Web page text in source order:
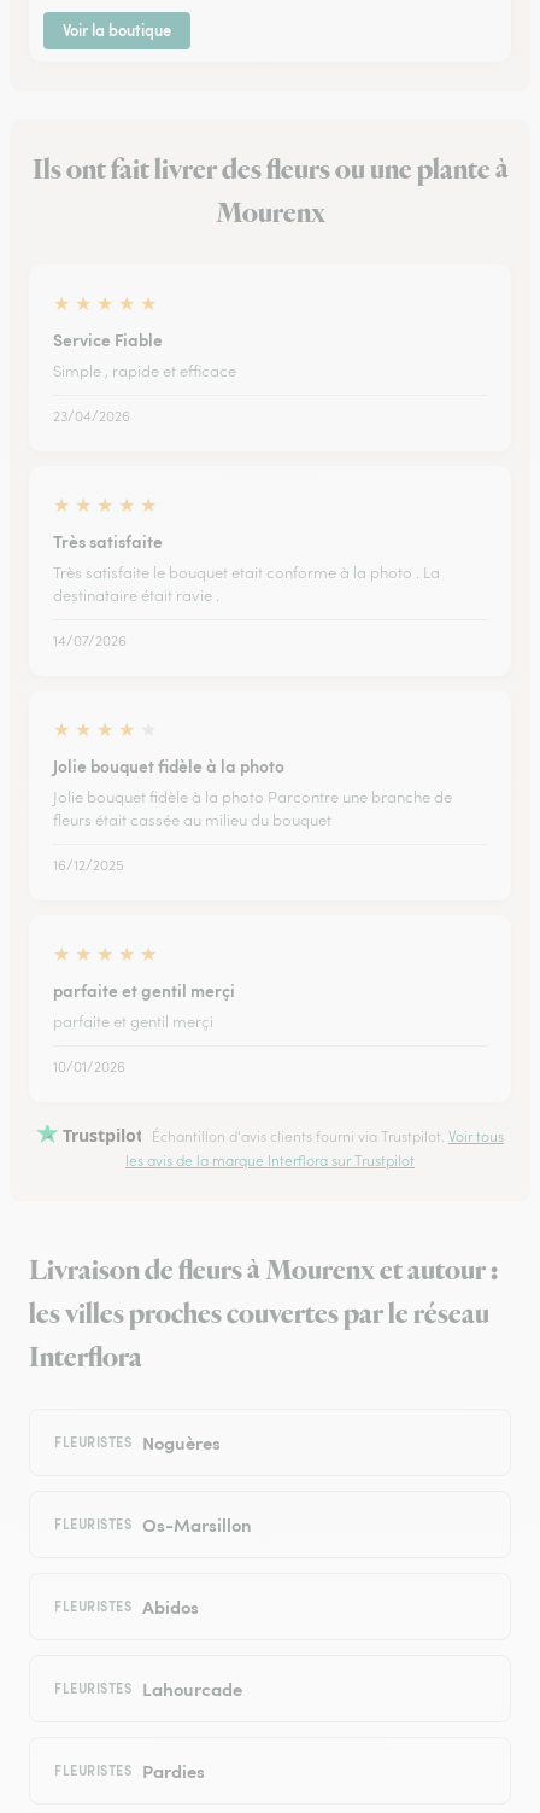
Voir la boutique
Ils ont fait livrer des fleurs ou une plante à
Mourenx
★ ★ ★ ★ ★
Service Fiable
Simple , rapide et efficace
23/04/2026
★ ★ ★ ★ ★
Très satisfaite
Très satisfaite le bouquet etait conforme à la photo . La
destinataire était ravie .
14/07/2026
★ ★ ★ ★
Jolie bouquet fidèle à la photo
Jolie bouquet fidèle à la photo Parcontre une branche de
fleurs était cassée au milieu du bouquet
16/12/2025
★ ★ ★ ★ ★
parfaite et gentil merçi
parfaite et gentil merçi
10/01/2026
Trustpilot Échantillon d'avis clients fourni via Trustpilot. Voir tous
les avis de la marque Interflora sur Trustpilot
Livraison de fleurs à Mourenx et autour :
les villes proches couvertes par le réseau
Interflora
FLEURISTES Noguères
FLEURISTES Os-Marsillon
FLEURISTES Abidos
FLEURISTES Lahourcade
FLEURISTES Pardies